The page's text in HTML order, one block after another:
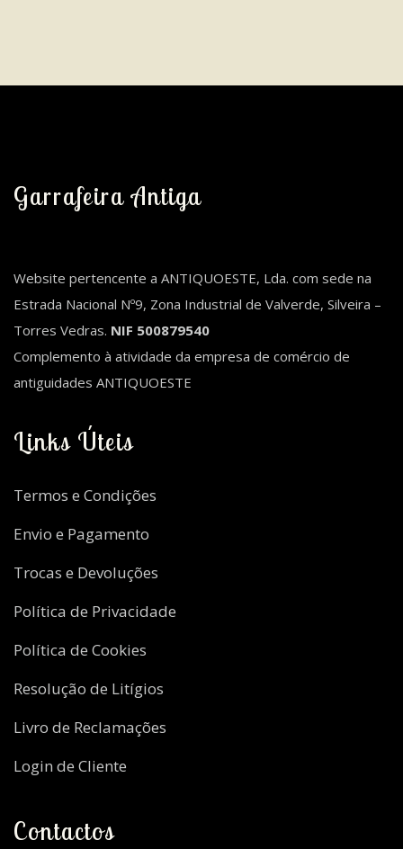
Garrafeira Antiga
Website pertencente a ANTIQUOESTE, Lda. com sede na
Estrada Nacional Nº9, Zona Industrial de Valverde, Silveira –
Torres Vedras. NIF 500879540
Complemento à atividade da empresa de comércio de
antiguidades ANTIQUOESTE
Links Úteis
Termos e Condições
Envio e Pagamento
Trocas e Devoluções
Política de Privacidade
Política de Cookies
Resolução de Litígios
Livro de Reclamações
Login de Cliente
Contactos